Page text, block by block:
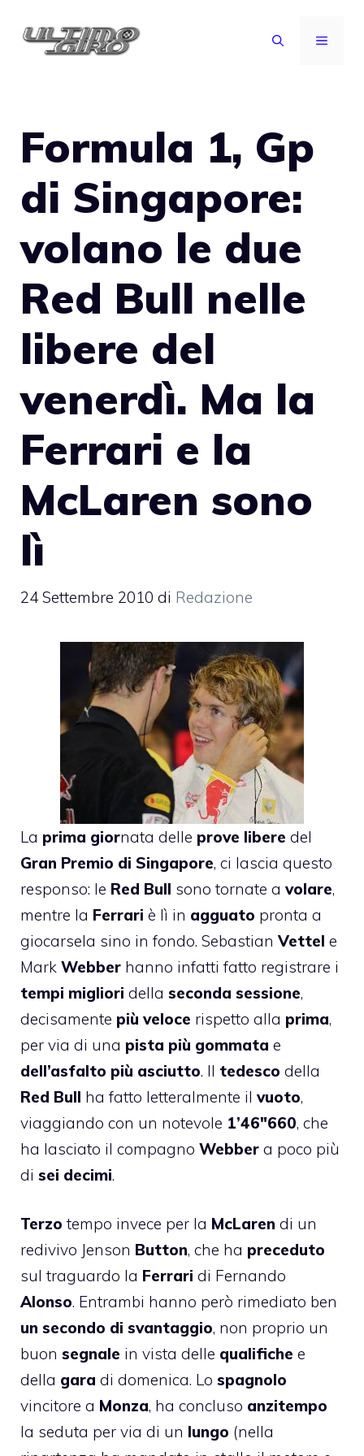
MENU
Formula 1, Gp
di Singapore:
volano le due
Red Bull nelle
libere del
venerdì. Ma la
Ferrari e la
McLaren sono
lì
24 Settembre 2010 di Redazione
La prima giornata delle prove libere del
Gran Premio di Singapore, ci lascia questo
responso: le Red Bull sono tornate a volare,
mentre la Ferrari è lì in agguato pronta a
giocarsela sino in fondo. SebastianVettel e
Mark Webber hanno infatti fatto registrare i
tempi migliori della seconda sessione,
decisamente più veloce rispetto alla prima,
per via di una pista più gommata e
dell’asfalto più asciutto. Il tedesco della
Red Bull ha fatto letteralmente il vuoto,
viaggiando con un notevole 1’46″660, che
ha lasciato il compagno Webber a poco più
di sei decimi.
Terzo tempo invece per la McLaren di un
redivivo Jenson Button, che ha preceduto
sul traguardo la Ferrari di Fernando
Alonso. Entrambi hanno però rimediato ben
un secondo di svantaggio, non proprio un
buon segnale in vista delle qualifiche e
della gara di domenica. Lo spagnolo
vincitore a Monza, ha concluso anzitempo
la seduta per via di un lungo (nella